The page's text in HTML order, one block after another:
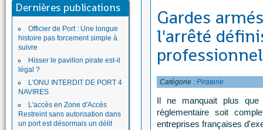
Dernières publications
Officier de Port : Une longue
histoire pas forcement simple à
suivre
Hisser le pavillon pirate est-il
légal ?
L'ONU INTERDIT DE PORT 4
NAVIRES
L'accès en Zone d'Accès
Restreint sans autorisation dans
un port est désormais un délit
Gardes
l'arrêté
Catégorie :Piraterie
Il ne manquait plus
règlementaire soit
entreprises françaises